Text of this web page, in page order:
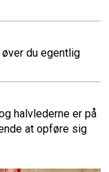
øver du egentlig
halvlederne er på
at opføre sig